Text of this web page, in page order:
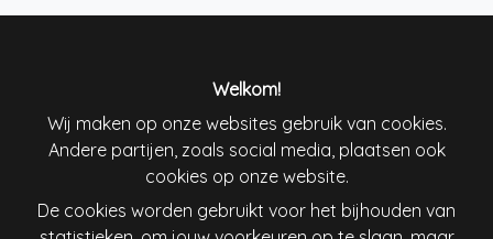
Ireland Italiana
Lietuva Magyarország
Welkom!
Wij maken op onze websites gebruik van cookies.
Andere partijen, zoals social media, plaatsen ook
cookies op onze website.
De cookies worden gebruikt voor het bijhouden van